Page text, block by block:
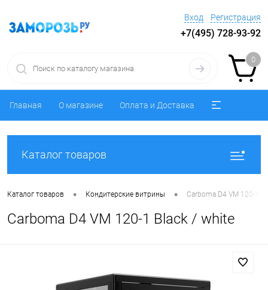
Вход Регистрация
+7(495) 728-93-92
0
Главная О магазине Оплата и Доставка
Каталог товаров
Каталог товаров • Кондитерские витрины • Carboma D4 VM 120-1
Carboma D4 VM 120-1 Black / white